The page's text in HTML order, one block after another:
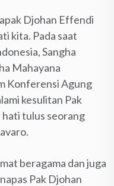
Djohan Effendi
kita. Pada saat
Sangha
Mahayana
Konferensi Agung
kesulitan Pak
hati tulus seorang
beragama dan juga
Pak Djohan